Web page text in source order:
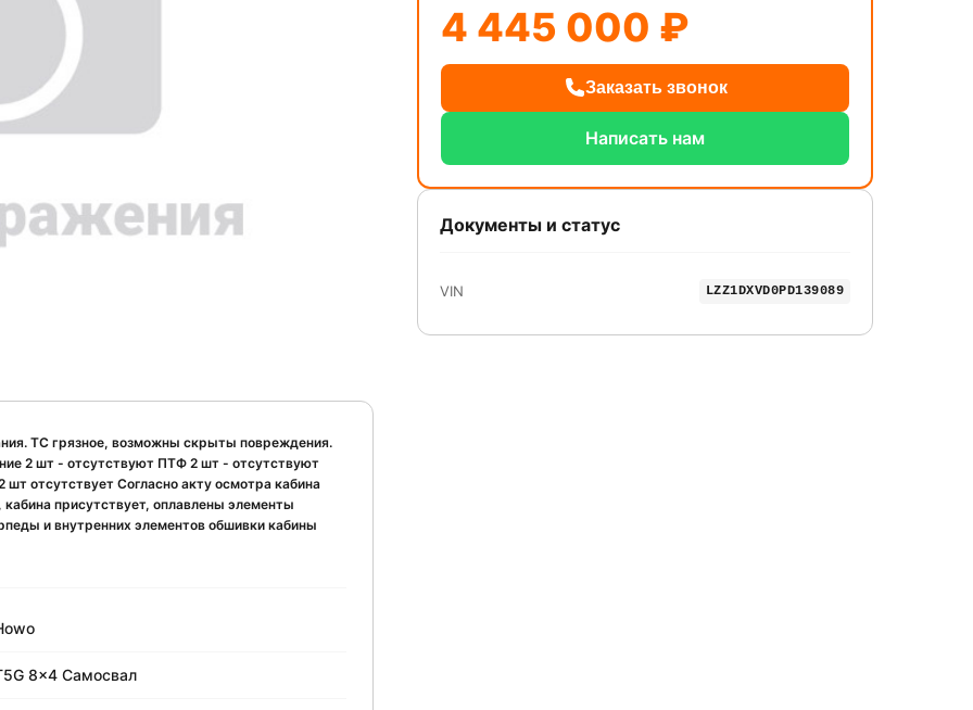
ТС грязное, возможны скрыты повреждения.
2 шт - отсутствуют ПТФ 2 шт - отсутствуют
отсутствует Согласно акту осмотра кабина
присутствует, оплавлены элементы
и внутренних элементов обшивки кабины
8x4 Самосвал
4 445 000 ₽
Заказать звонок
Написать нам
Документы и статус
VIN LZZ1DXVD0PD139089